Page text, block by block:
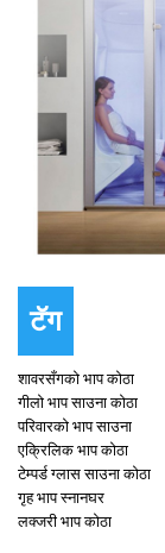
टॅग
शावरसँगको भाप कोठा
गीलो भाप साउना कोठा
परिवारको भाप साउना
एक्रिलिक भाप कोठा
टेम्पर्ड ग्लास साउना कोठा
गृह भाप स्नानघर
लक्जरी भाप कोठा